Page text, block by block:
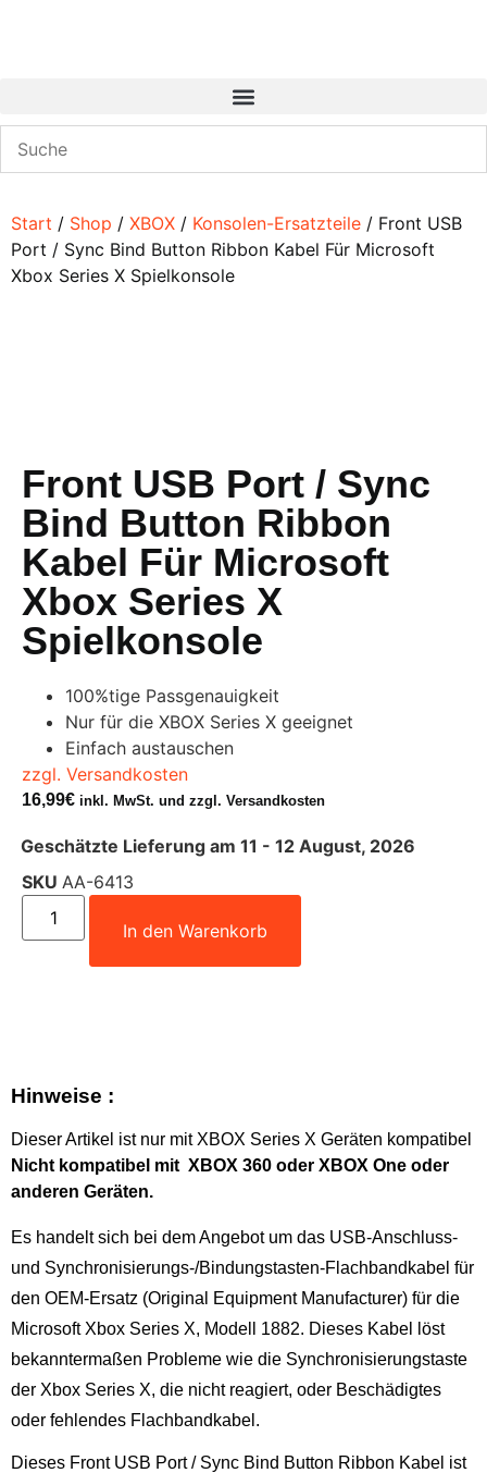
Start / Shop / XBOX / Konsolen-Ersatzteile / Front USB
Port / Sync Bind Button Ribbon Kabel Für Microsoft
Xbox Series X Spielkonsole
Front USB Port / Sync
Bind Button Ribbon
Kabel Für Microsoft
Xbox Series X
Spielkonsole
100%tige Passgenauigkeit
Nur für die XBOX Series X geeignet
Einfach austauschen
zzgl. Versandkosten
16,99€ inkl. MwSt. und zzgl. Versandkosten
Geschätzte Lieferung am 11 - 12 August, 2026
SKU AA-6413
In den Warenkorb
Hinweise :
Dieser Artikel ist nur mit XBOX Series X Geräten kompatibel
Nicht kompatibel mit XBOX 360 oder XBOX One oder
anderen Geräten.
Es handelt sich bei dem Angebot um das USB-Anschluss-
und Synchronisierungs-/Bindungstasten-Flachbandkabel für
den OEM-Ersatz (Original Equipment Manufacturer) für die
Microsoft Xbox Series X, Modell 1882. Dieses Kabel löst
bekanntermaßen Probleme wie die Synchronisierungstaste
der Xbox Series X, die nicht reagiert, oder Beschädigtes
oder fehlendes Flachbandkabel.
Dieses Front USB Port / Sync Bind Button Ribbon Kabel ist